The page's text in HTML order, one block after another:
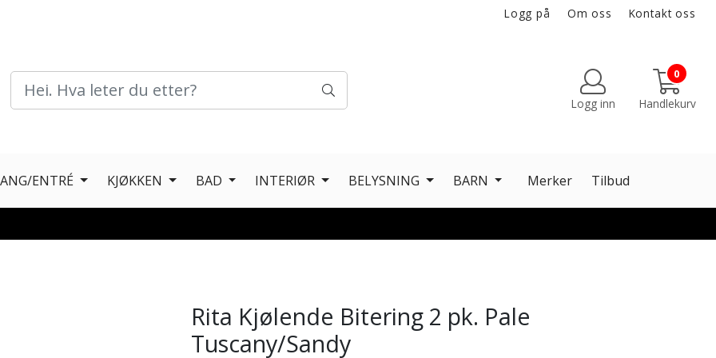
Logg på Om oss Kontakt oss
Logg inn
0
Handlekurv
ENTRÉ KJØKKEN BAD INTERIØR BELYSNING BARN Merker Tilbud
Rita Kjølende Bitering 2 pk. Pale
Tuscany/Sandy